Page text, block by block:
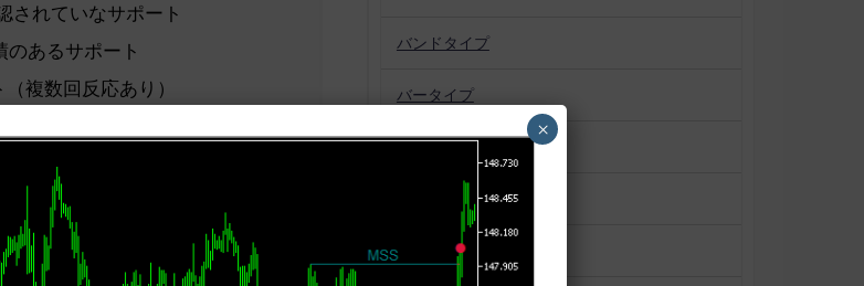
されていなサポート
のあるサポート
複数回反応あり）
→ サポートに転換
いないレジスタンス
た実績のあるレジスタンス
数回反応あり）
バンドタイプ
バータイプ
パターン認識
プロファイル系
ボックス
×